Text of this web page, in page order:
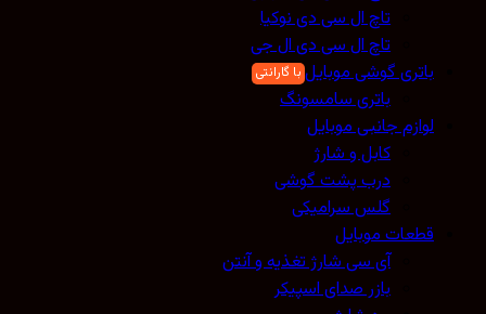
تاچ ال سی دی نوکیا
تاچ ال سی دی ال جی
باتری گوشی موبایل
باتری سامسونگ
لوازم جانبی موبایل
کابل و شارژ
درب پشت گوشی
گلس سرامیکی
قطعات موبایل
آی سی شارژ تغذیه و آنتن
بازر صدای اسپیکر